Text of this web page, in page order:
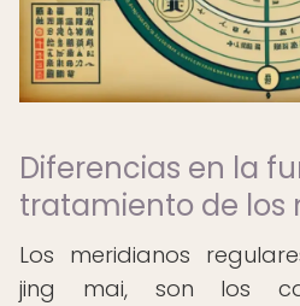
Diferencias en la
tratamiento de los
Los meridianos
jing mai, son los